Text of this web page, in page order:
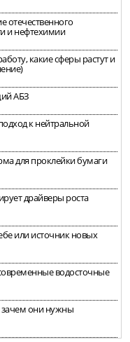
отечественного
и нефтехимии
какие сферы растут и
АБЗ
к нейтральной
для проклейки бумаги
драйверы роста
или источник новых
водосточные
зачем они нужны